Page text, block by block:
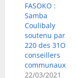
FASOKO :
Samba
Coulibaly
soutenu par
220 des 31O
conseillers
communaux
22/03/2021